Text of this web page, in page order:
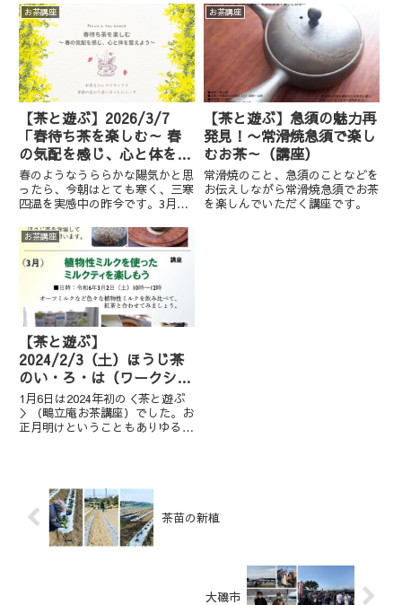
作ったお茶を飲み比べていただい
て楽しい時間を過ごしました。ご
参加いただいた皆様ありがとうご
ざいました。3月2日の茶と遊ぶ
講座...
す。まだ年が明けたばかりの感覚
が残りつつも2月のお知らせで
す。※1月31日現在残席1ですタ
イトル：「大磯の偉人たちのティ
ー...
お茶講座
【茶と遊ぶ】2026/3/7
「春待ち茶を楽しむ～ 春
の気配を感じ、心と体を整
えよう～」（お茶会＋少し
講座）
春のようなうららかな陽気かと思
ったら、今朝はとても寒く、三寒
四温を実感中の昨今です。3月頭
少し軽めにしてお茶をじっくりと
味わう時間を多く設けたいと思っ
ています。タイトル：「春待ち茶
を楽しむ～ 春の気配を感じ、
お茶講座
【茶と遊ぶ】急須の魅力再
発見！〜常滑焼急須で楽し
むお茶～（講座）
常滑焼のこと、急須のことなどを
お伝えしながら常滑焼急須でお茶
を楽しんでいただく講座です。
お茶講座
【茶と遊ぶ】
2024/2/3（土）ほうじ茶
のい・ろ・は（ワークショ
ップ）
1月6日は2024年初の＜茶と遊ぶ
＞（鴫立庵お茶講座）でした。お
正月明けということもありゆるっ
おりました。失礼いたしまし
た。）2月3日の＜茶と遊ぶ＞の
お...
茶苗の新植
大磯市